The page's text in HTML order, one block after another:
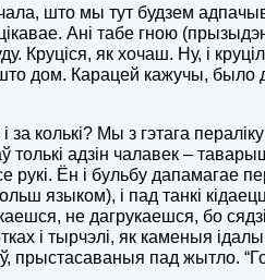
што мы тут будзем
Ані табе гною
Круціся, як хочаш. Ну, і
дом. Карацей кажучы, было
колькі? Мы з гэтага
толькі адзін чалавек –
рукі. Ён і бульбу дапамагае
языком), і пад танкі
не дагрукаешся, бо
і тырчэлі, як каменыя
прыстасаваныя пад жытло.